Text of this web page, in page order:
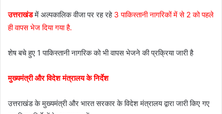
उत्तराखंड में अल्पकालिक वीजा पर रह रहे 3 पाकिस्तानी नागरिकों में से 2 को पहले
ही वापस भेज दिया गया है.
शेष बचे हुए 1 पाकिस्तानी नागरिक को भी वापस भेजने की प्रक्रिया जारी है
मुख्यमंत्री और विदेश मंत्रालय के निर्देश
उत्तराखंड के मुख्यमंत्री और भारत सरकार के विदेश मंत्रालय द्वारा जारी किए गए